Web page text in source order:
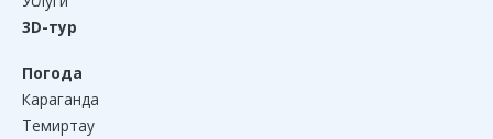
3D-тур
Погода
Караганда
Темиртау